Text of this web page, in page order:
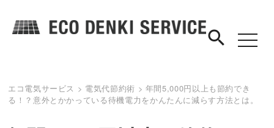
toggle
search
エコ電気サービス > 電気代節約術 > 年間5,000円以上も節約でき
る！？意外とかかっている待機電力をかんたんに減らす方法とは。